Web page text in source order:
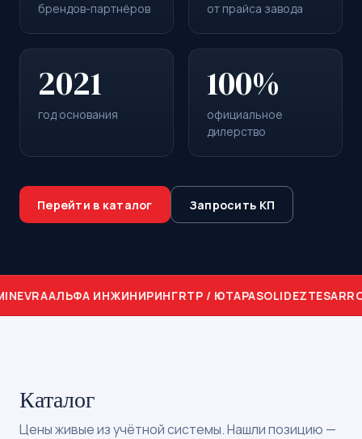
брендов-партнёров от прайса завода
2021
год основания
100%
официальное
дилерство
Перейти в каталог Запросить КП
EVRAАЛЬФА ИНЖИНИРИНГRTP / ЮТАРАSOLIDEZTES
Каталог
Цены живые из учётной системы. Нашли позицию —